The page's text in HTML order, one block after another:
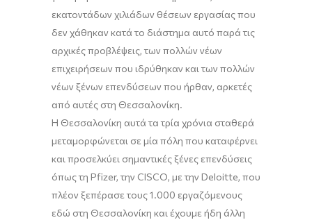
εκατοντάδων χιλιάδων θέσεων εργασίαςπου
δεν χάθηκαν κατά το διάστημα αυτό παρά τις
αρχικές προβλέψεις, των πολλών νέων
επιχειρήσεων που ιδρύθηκαν και των πολλών
νέων ξένων επενδύσεων που ήρθαν, αρκετές
από αυτές στη Θεσσαλονίκη.
Η Θεσσαλονίκη αυτά τα τρία χρόνια σταθερά
μεταμορφώνεται σε μία πόλη που καταφέρνει
και προσελκύει σημαντικές ξένες επενδύσεις
όπωςτη Pfizer, την CISCO, με την Deloitte, που
πλέον ξεπέρασε τους 1.000 εργαζόμενους
εδώ στη Θεσσαλονίκη και έχουμε ήδη άλλη